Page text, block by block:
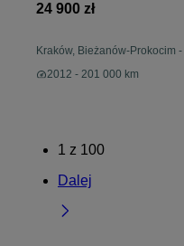
24 900 zł
Kraków, Bieżanów-Prokocim -
2012 - 201 000 km
1 z 100
Dalej